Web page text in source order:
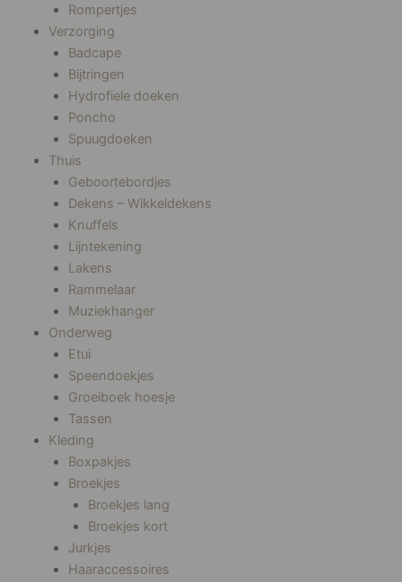
Rompertjes
Verzorging
Badcape
Bijtringen
Hydrofiele doeken
Poncho
Spuugdoeken
Thuis
Geboortebordjes
Dekens – Wikkeldekens
Knuffels
Lijntekening
Lakens
Rammelaar
Muziekhanger
Onderweg
Etui
Speendoekjes
Groeiboek hoesje
Tassen
Kleding
Boxpakjes
Broekjes
Broekjes lang
Broekjes kort
Jurkjes
Haaraccessoires